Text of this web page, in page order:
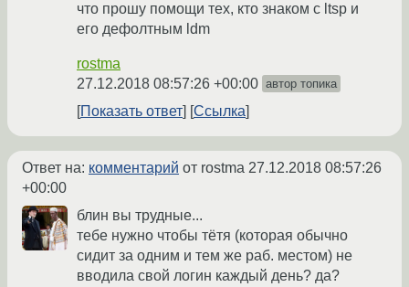
что прошу помощи тех, кто знаком с ltsp и
его дефолтным ldm
rostma
27.12.2018 08:57:26 +00:00 автор топика
Показать ответ Ссылка
Ответ на: комментарий от rostma 27.12.2018 08:57:26
+00:00
блин вы трудные...
тебе нужно чтобы тётя (которая обычно
сидит за одним и тем же раб. местом) не
вводила свой логин каждый день? да?